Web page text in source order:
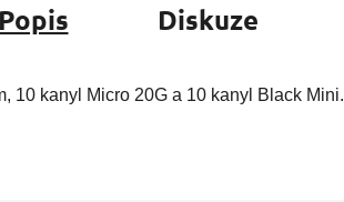
Popis Diskuze
10 kanyl Micro 20G a 10 kanyl Black Mini.